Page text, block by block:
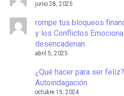
junio 28, 2025
rompe tus bloqueos
y los Conflictos
desencadenan
abril 5, 2025
¿Qué hacer para ser feliz?
Autoindagación
octubre 15, 2024